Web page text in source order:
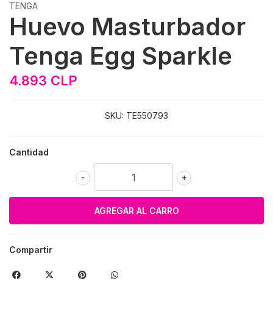
TENGA
Huevo Masturbador
Tenga Egg Sparkle
4.893 CLP
SKU: TE550793
Cantidad
+
-
Compartir